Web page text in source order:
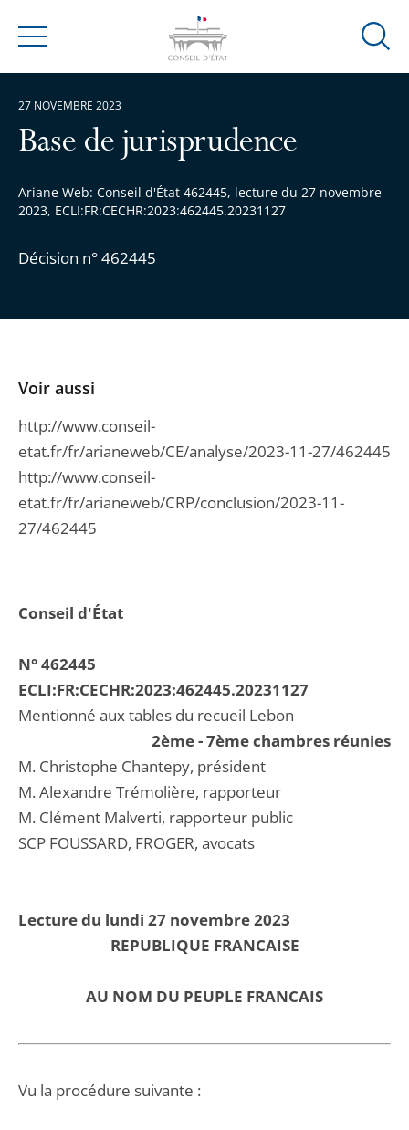
Menu
Ouvrir
Base de jurisprudence
Ariane Web: Conseil d'État 462445, lecture du 27 novembre
2023, ECLI:FR:CECHR:2023:462445.20231127
Décision n° 462445
27 NOVEMBRE 2023
Conseil d'État
N° 462445
ECLI:FR:CECHR:2023:462445.20231127
Mentionné aux tables du recueil Lebon
2ème - 7ème chambres réunies
M. Christophe Chantepy, président
M. Alexandre Trémolière, rapporteur
M. Clément Malverti, rapporteur public
SCP FOUSSARD, FROGER, avocats
Lecture du lundi 27 novembre 2023
REPUBLIQUE FRANCAISE
AU NOM DU PEUPLE FRANCAIS
Vu la procédure suivante :
Voir aussi
http://www.conseil-
etat.fr/fr/arianeweb/CE/analyse/2023-11-27/462445
http://www.conseil-
etat.fr/fr/arianeweb/CRP/conclusion/2023-11-
27/462445